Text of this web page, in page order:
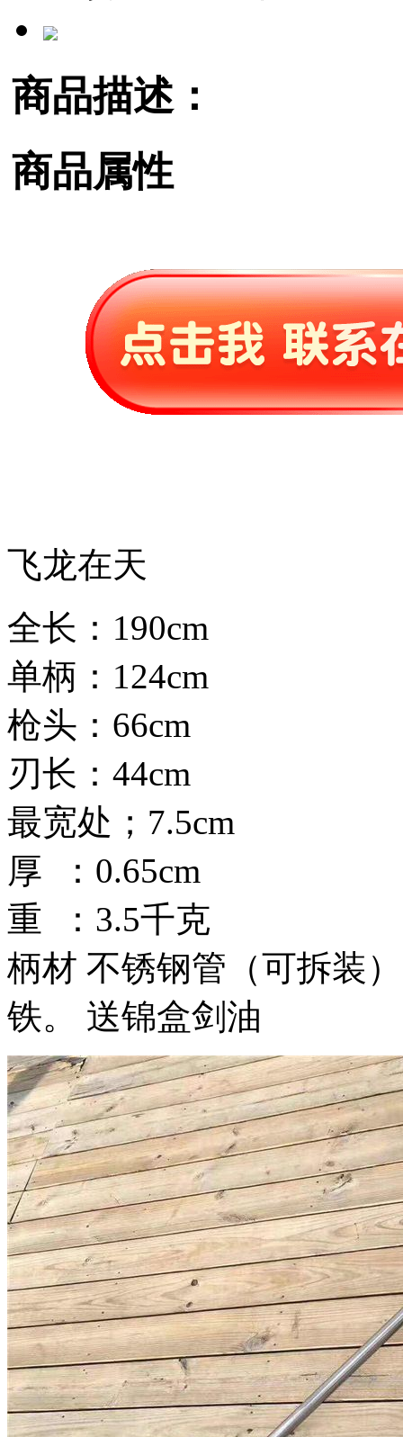
商品描述：
商品属性
飞龙在天
全长：190cm
单柄：124cm
枪头：66cm
刃长：44cm
最宽处；7.5cm
厚 ：0.65cm
重 ：3.5千克
柄材 不锈钢管（可拆装
铁。 送锦盒剑油